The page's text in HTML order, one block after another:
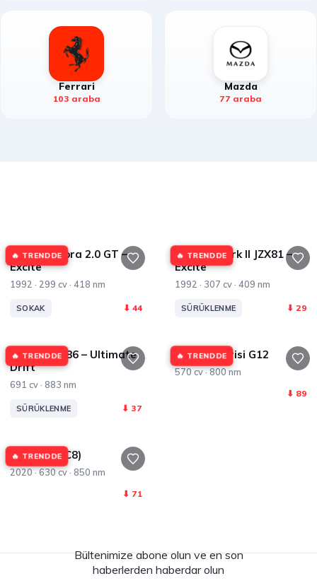
Ferrari
103 araba
Mazda
77 araba
🔥 TRENDDE
Toyota Supra 2.0 GT –
Excite
1992 · 299 cv · 418 nm
SOKAK ⬇ 44
🔥 TRENDDE
Toyota Mark II JZX81 –
Excite
1992 · 307 cv · 409 nm
SÜRÜKLENME ⬇ 29
🔥 TRENDDE
Toyota GT86 – Ultimate
Drift
691 cv · 883 nm
SÜRÜKLENME ⬇ 37
🔥 TRENDDE
BMW 7 Serisi G12
570 cv · 800 nm
⬇ 89
🔥 TRENDDE
Audi RS6 (C8)
2020 · 630 cv · 850 nm
⬇ 71
Bültenimize abone olun ve en son
haberlerden haberdar olun